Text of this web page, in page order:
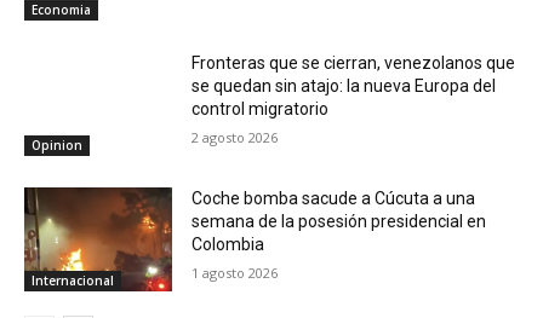
Economia
Opinion
Fronteras que se cierran, venezolanos que
se quedan sin atajo: la nueva Europa del
control migratorio
2 agosto 2026
Internacional
Coche bomba sacude a Cúcuta a una
semana de la posesión presidencial en
Colombia
1 agosto 2026